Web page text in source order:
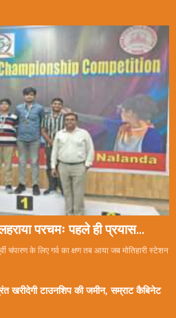
परचमः पहले ही प्रयास...
चंपारण के लिए गर्व का क्षण तब आया जब मोतिहारी स्टेशन
खरीदेगी टाउनशिप की जमीन, सम्राट कैबिनेट